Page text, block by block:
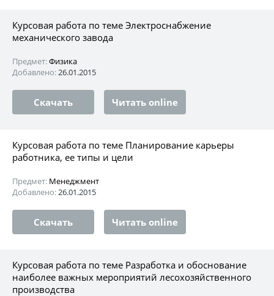
Курсовая работа по теме Электроснабжение
механического завода
Предмет:Физика
Добавлено:26.01.2015
Скачать Читать online
Курсовая работа по теме Планирование карьеры
работника, ее типы и цели
Предмет: Менеджмент
Добавлено:26.01.2015
Скачать Читать online
Курсовая работа по теме Разработка и обоснование
наиболее важных мероприятий лесохозяйственного
производства